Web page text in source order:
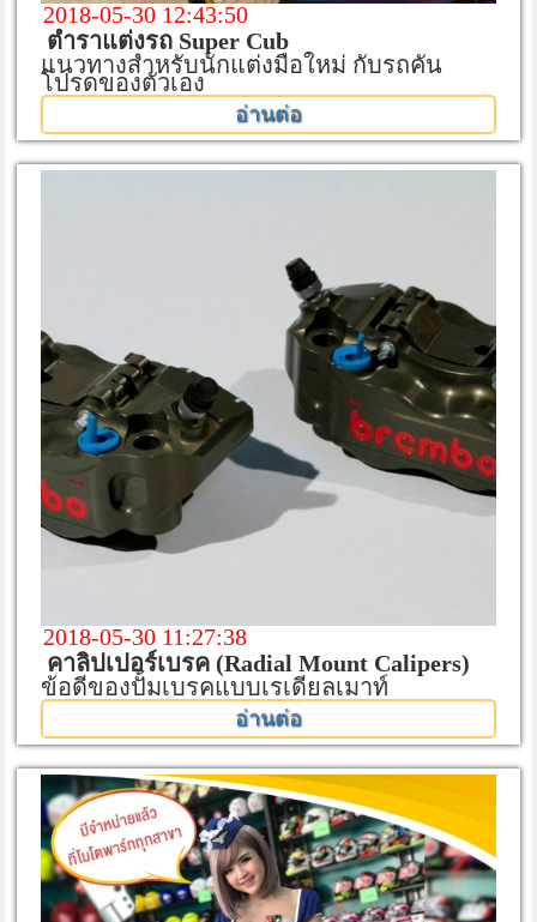
2018-05-30 12:43:50
ตำราแต่งรถ Super Cub
แนวทางสำหรับนักแต่งมือใหม่ กับรถคัน
โปรดของตัวเอง
อ่านต่อ
2018-05-30 11:27:38
คาลิปเปอร์เบรค (Radial Mount Calipers)
ข้อดีของปั้มเบรคแบบเรเดียลเมาท์
อ่านต่อ